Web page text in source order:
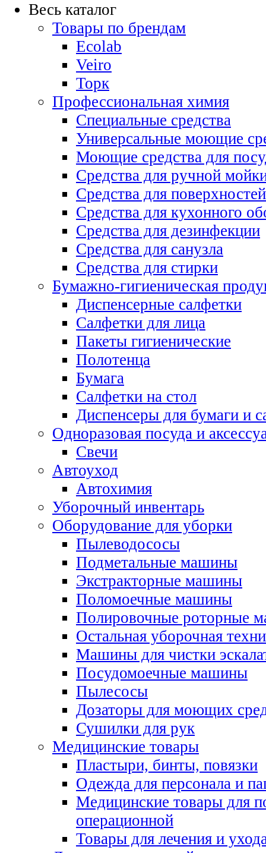
Весь каталог
Товары по брендам
Ecolab
Veiro
Торк
Профессиональная химия
Специальные средства
Универсальные моющие
Моющие средства для
Средства для ручной
Средства для поверхностей
Средства для кухонного
Средства для дезинфекции
Средства для санузла
Средства для стирки
Бумажно-гигиеническая
Диспенсерные салфетки
Салфетки для лица
Пакеты гигиенические
Полотенца
Бумага
Салфетки на стол
Диспенсеры для бумаги и
Одноразовая посуда и
Свечи
Автоуход
Автохимия
Уборочный инвентарь
Оборудование для уборки
Пылеводососы
Подметальные машины
Экстракторные машины
Поломоечные машины
Полировочные роторные
Остальная уборочная
Машины для чистки
Посудомоечные машины
Пылесосы
Дозаторы для моющих
Сушилки для рук
Медицинские товары
Пластыри, бинты, повязки
Одежда для персонала и
Медицинские товары для
операционной
Товары для лечения и